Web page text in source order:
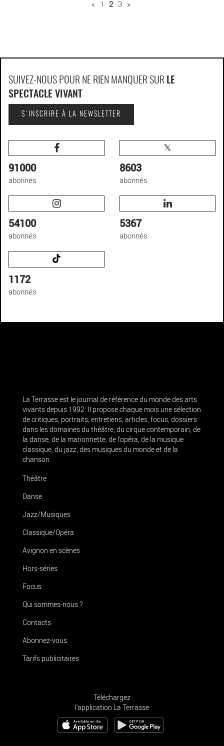
« 1 2 3 »
SUIVEZ-NOUS POUR NE RIEN MANQUER SUR LE
SPECTACLE VIVANT
S'INSCRIRE À LA NEWSLETTER
91000
abonnés
8603
abonnés
54100
abonnés
5367
abonnés
1172
abonnés
La Terrasse est le journal de référence du monde des arts
vivants depuis 1992. Il propose chaque mois une sélection
de critiques, portraits, entretiens, articles, focus, dossiers
dans les domaines du théâtre, du cirque contemporain, de
la danse, de la marionnette, de l’opéra, de la musique
classique, du jazz, des musiques du monde et de la
chanson.
Théâtre
Danse
Jazz/Musiques
Classique/Opéra
Avignon en scènes
Hors-séries
Focus
Qui sommes-nous ?
Contacts
Abonnez-vous
Tarifs publicitaires
Téléchargez
l'application La Terrasse